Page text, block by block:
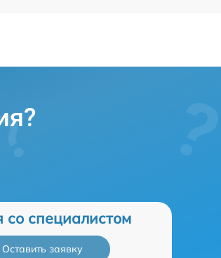
со специалистом
Оставить заявку